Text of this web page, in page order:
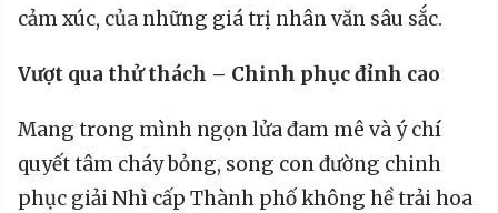
cảm xúc, của những giá trị nhân văn sâu sắc.
Vượt qua thử thách – Chinh phụcđỉnh cao
Mang trong mình ngọn lửa đam mê và ý chí
quyết tâm cháy bỏng, song con đường chinh
phục giải Nhì cấp Thành phố không hề trải hoa